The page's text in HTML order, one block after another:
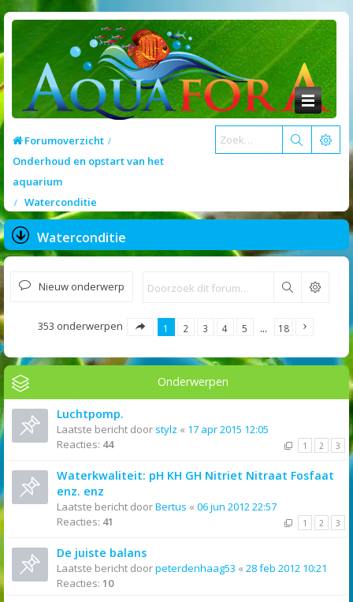
Forumoverzicht
Onderhoud en opstart van het
aquarium
Waterconditie
Waterconditie
Nieuw onderwerp Zoek
353 onderwerpen 1 2 3 4 5 … 18
Onderwerpen
Luchtpomp.
Laatste bericht door stylz « 17 apr 2015 12:05
Reacties: 44 1 2 3
Waterkwaliteit: pH KH GH Nitriet Nitraat Fosfaat
enz. enz
Laatste bericht doorBertus « 06 jun 2012 22:57
Reacties: 41 1 2 3
De juiste balans
Laatste bericht doorpeterdenhaag53 « 28 feb 2012 10:21
Reacties: 10